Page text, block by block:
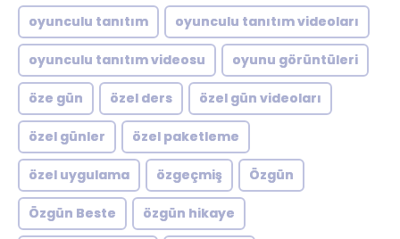
oyunculu tanıtım oyunculu tanıtım videoları
oyunculu tanıtım videosu oyunu görüntüleri
öze gün özel ders özel gün videoları
özel günler özel paketleme
özel uygulama özgeçmiş Özgün
Özgün Beste özgün hikaye